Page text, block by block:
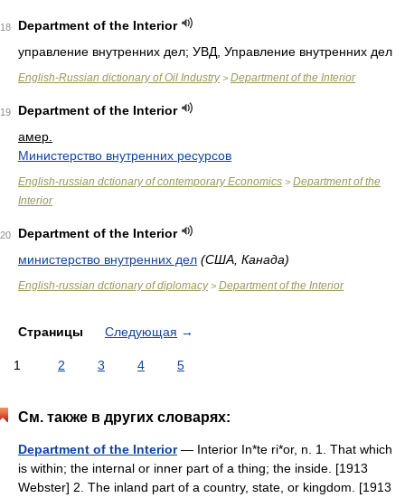
18
Department of the Interior
управление внутренних дел; УВД, Управление внутренних дел
English-Russian dictionary of Oil Industry> Department of the Interior
19
Department of the Interior
амер.
Министерство внутренних ресурсов
English-russian dctionary of contemporary Economics > Department of the
Interior
20
Department of the Interior
министерство внутренних дел (США, Канада)
English-russian dctionary of diplomacy> Department of the Interior
Страницы Следующая →
1 2 3 4 5
См. также в других словарях:
Department of the Interior— Interior In*te ri*or, n. 1. That which
is within; the internal or inner part of a thing; the inside. [1913
Webster] 2. The inland part of a country, state, or kingdom. [1913